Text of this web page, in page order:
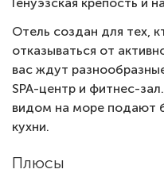
Отель создан для тех,
отказываться от
вас ждут
SPA-центр и фитнес-
видом на море подают
кухни.
Плюсы